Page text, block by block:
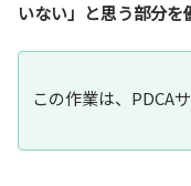
いない」と思う部分を
この作業は、PDCA